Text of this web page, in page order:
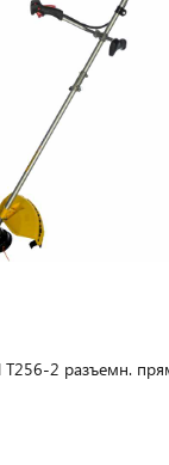
2 разъемн.